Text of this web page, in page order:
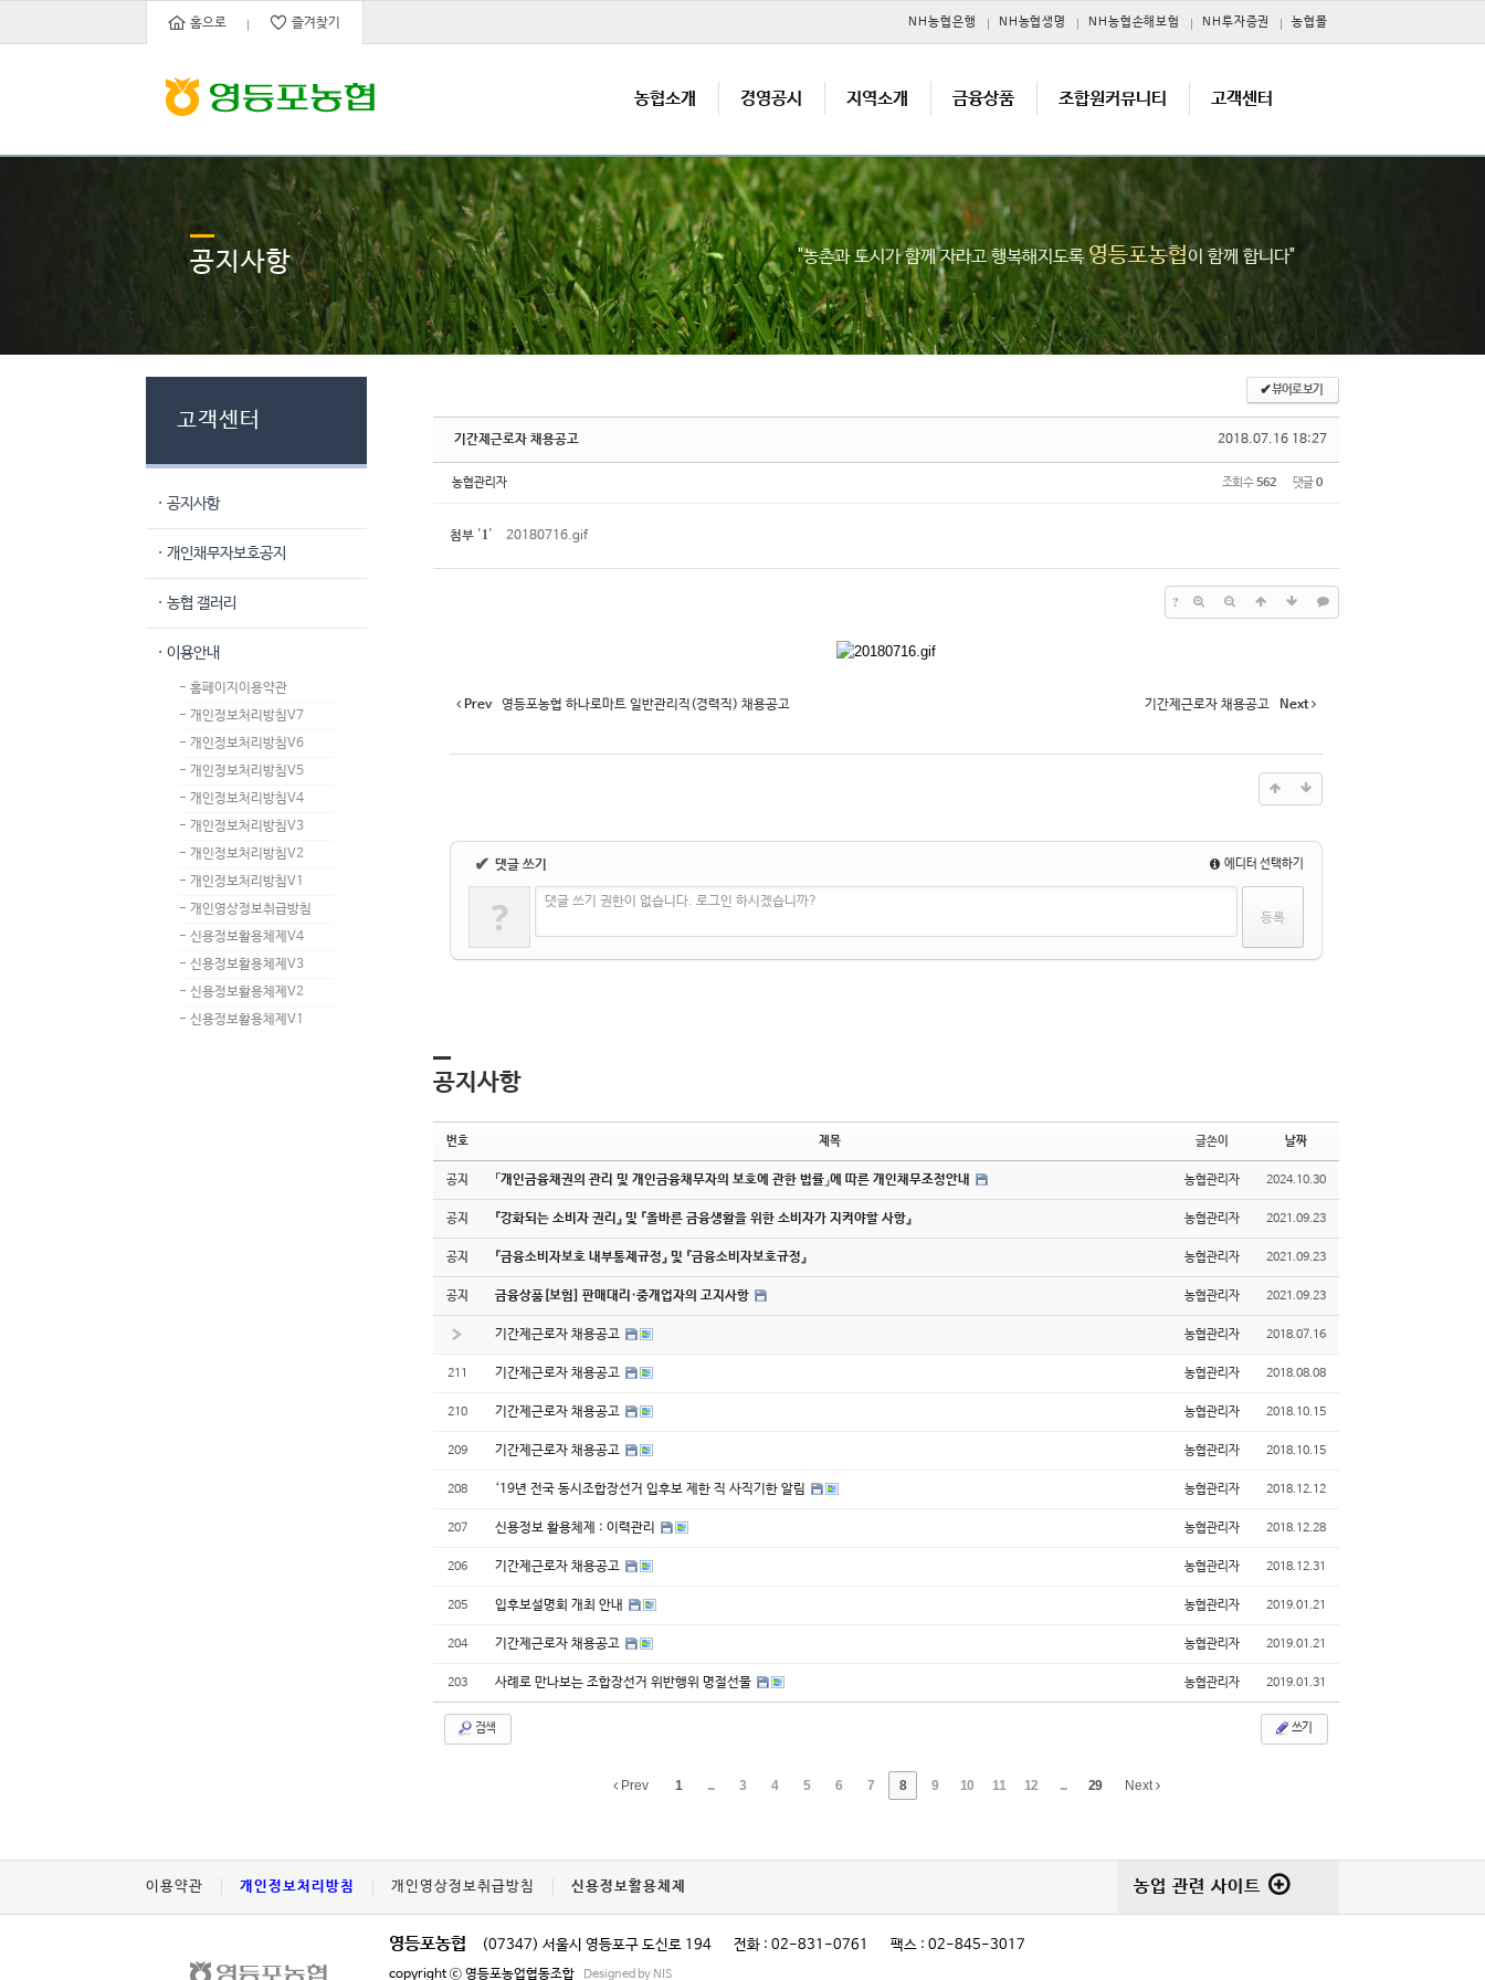
홈으로 즐겨찾기 NH농협은행 NH농협생명 NH농협손해보험 NH투자증권 농협몰
농협소개 경영공시 지역소개 금융상품 조합원커뮤니티 고객센터
공지사항 "농촌과 도시가 함께 자라고 행복해지도록영등포농협이 함께 합니다"
고객센터
· 공지사항
· 개인채무자보호공지
· 농협 갤러리
· 이용안내
- 홈페이지이용약관
- 개인정보처리방침V7
- 개인정보처리방침V6
- 개인정보처리방침V5
- 개인정보처리방침V4
- 개인정보처리방침V3
- 개인정보처리방침V2
- 개인정보처리방침V1
- 개인영상정보취급방침
- 신용정보활용체제V4
- 신용정보활용체제V3
- 신용정보활용체제V2
- 신용정보활용체제V1
✔뷰어로 보기
2018.07.16 18:27
기간제근로자 채용공고
농협관리자 조회 수562 댓글0
첨부 '1' 20180716.gif
?
Prev 영등포농협 하나로마트 일반관리직(경력직) 채용공고 기간제근로자 채용공고 Next
✔ 댓글 쓰기 에디터 선택하기
? 댓글 쓰기 권한이 없습니다. 로그인 하시겠습니까?
공지사항
번호 제목 글쓴이 날짜
공지 「개인금융채권의 관리 및 개인금융채무자의 보호에 관한 법률」에 따른 개인채무조정안내 농협관리자 2024.10.30
공지 『강화되는 소비자 권리』 및 『올바른 금융생활을 위한 소비자가 지켜야할 사항』 농협관리자 2021.09.23
공지 『금융소비자보호 내부통제규정』 및 『금융소비자보호규정』 농협관리자 2021.09.23
공지 금융상품[보험] 판매대리·중개업자의 고지사항 농협관리자 2021.09.23
» 기간제근로자 채용공고 농협관리자 2018.07.16
211 기간제근로자 채용공고 농협관리자 2018.08.08
210 기간제근로자 채용공고 농협관리자 2018.10.15
209 기간제근로자 채용공고 농협관리자 2018.10.15
208 ‘19년 전국 동시조합장선거 입후보 제한 직 사직기한 알림 농협관리자 2018.12.12
207 신용정보 활용체제 : 이력관리 농협관리자 2018.12.28
206 기간제근로자 채용공고 농협관리자 2018.12.31
205 입후보설명회 개최 안내 농협관리자 2019.01.21
204 기간제근로자 채용공고 농협관리자 2019.01.21
203 사례로 만나보는 조합장선거 위반행위 명절선물 농협관리자 2019.01.31
검색 쓰기
Prev 1 ... 3 4 5 6 7 8 9 10 11 12 ... 29 Next
이용약관 개인정보처리방침 개인영상정보취급방침 신용정보활용체제 농업 관련 사이트
영등포농협 (07347) 서울시 영등포구 도신로 194 전화 : 02-831-0761 팩스 : 02-845-3017
copyright ⓒ 영등포농업협동조합 Designed by NIS